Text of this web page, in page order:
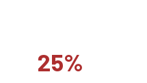
25%